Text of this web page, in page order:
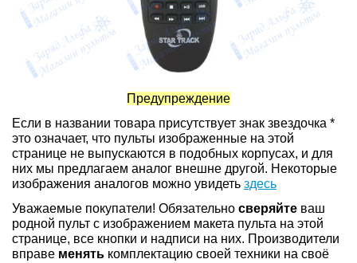
Предупреждение
Если в названии товара присутствует знак звездочка *
это означает, что пульты изображенные на этой
странице не выпускаются в подобных корпусах, и для
них мы предлагаем аналог внешне другой. Некоторые
изображения аналогов можно увидеть здесь
Уважаемые покупатели! Обязательно сверяйте ваш
родной пульт с изображением макета пульта на этой
странице, все кнопки и надписи на них. Производители
вправе менять комплектацию своей техники на своё